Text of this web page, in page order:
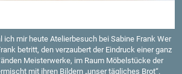
ich mir heute Ate­lier­be­such bei Sa­bi­ne Frank Wer
be­tritt, den ver­zau­bert der Ein­druck einer ganz
Meis­ter­wer­ke, im Raum Mö­bel­stü­cke der
mit ihren Bil­dern „unser täg­li­ches Brot“.